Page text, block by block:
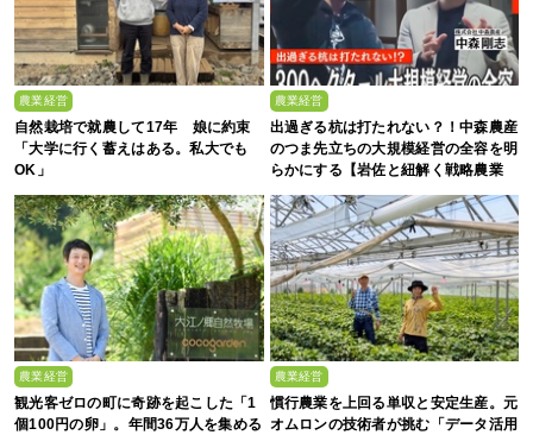
農業経営
自然栽培で就農して17年 娘に約束
「大学に行く蓄えはある。私大でも
OK」
農業経営
出過ぎる杭は打たれない？！中森農産
のつま先立ちの大規模経営の全容を明
らかにする【岩佐と紐解く戦略農業
#19】
農業経営
観光客ゼロの町に奇跡を起こした「1
個100円の卵」。年間36万人を集める
農業経営
慣行農業を上回る単収と安定生産。元
オムロンの技術者が挑む「データ活用